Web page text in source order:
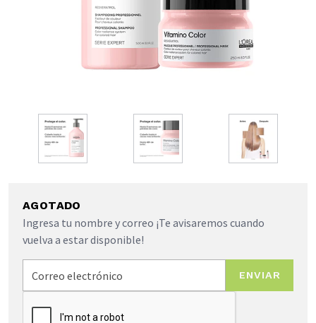
AGOTADO
Ingresa tu nombre y correo ¡Te avisaremos cuando
vuelva a estar disponible!
ENVIAR